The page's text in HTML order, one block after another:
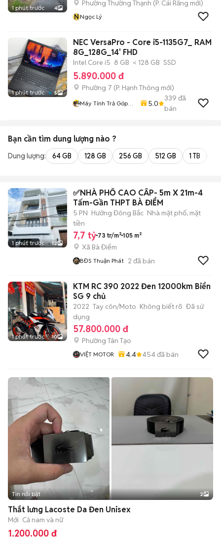
1 phút trước 4
Phường Thường Thạnh (P. Cái Răng mới)
NNgọc Lý
1 phút trước 5
NEC VersaPro - Core i5-1135G7_ RAM
8G_128G_14' FHD
Intel Core i5 8 GB < 128 GB SSD
5.890.000 đ
Phường 7 (P. Hạnh Thông mới)
Máy Tính Trả Góp
5.0
339 đã
bán
Bạn cần tìm dung lượng nào ?
Dung lượng: 64 GB 128 GB 256 GB 512 GB 1 TB
1 phút trước 12
✅NHÀ PHỐ CAO CẤP- 5m X 21m-4
Tấm-Gần THPT BÀ ĐIỂM
5 PN Hướng Đông Bắc Nhà mặt phố, mặt
tiền
7,7 tỷ 73 tr/m² 105 m²
Xã Bà Điểm
BĐS Thuận Phát 2 đã bán
1 phút trước 10
KTM RC 390 2022 Đen 12000km Biển
SG 9 chủ
2022 Tay côn/Moto Không biết rõ Đã sử
dụng
57.800.000 đ
Phường Tân Tạo
VIỆT MOTOR 4.4 454đã bán
Tin nổi bật 2
Thắt lưng Lacoste Da Đen Unisex
Mới Cả nam và nữ
1.200.000 đ